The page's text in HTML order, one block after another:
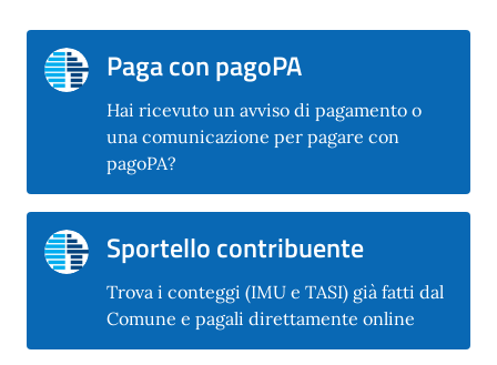
Paga con pagoPA
Hai ricevuto un avviso di pagamento o
una comunicazione per pagare con
pagoPA?
Sportello contribuente
Trova i conteggi (IMU e TASI) già fatti dal
Comune e pagali direttamente online